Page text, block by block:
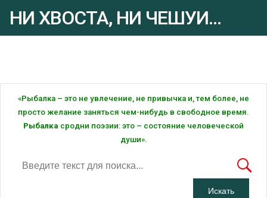
НИ ХВОСТА, НИ ЧЕШУИ...
«Рыбалка – это не увлечение, не привычка и, тем более, не
просто желание заняться чем-нибудь в свободное время.
Рыбалка сродни поэзии: это – состояние человеческой
души».